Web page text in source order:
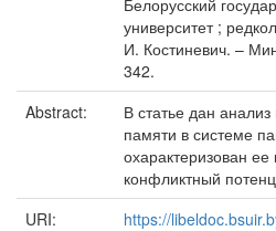
Белорусский
университет ;
И. Костиневич. –
342.
Abstract:
В статье дан
памяти в системе
охарактеризован
конфликтный
URI:
https://